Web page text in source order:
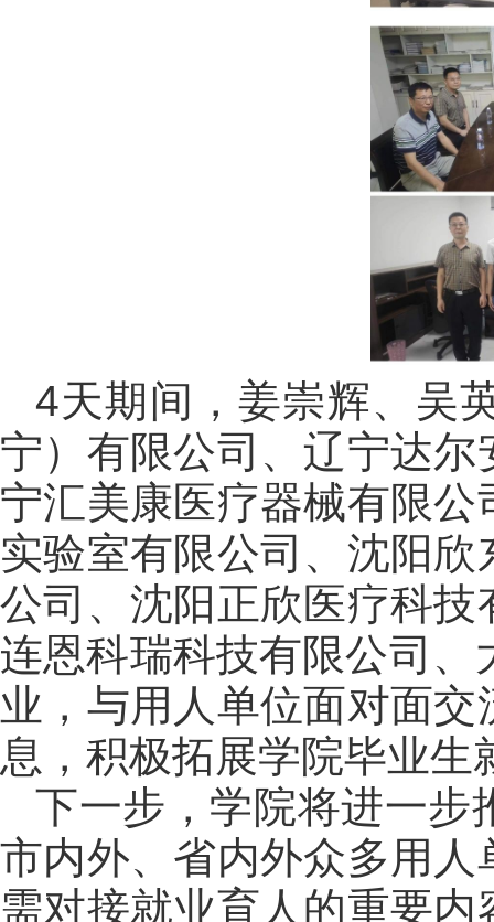
4天期间，姜崇辉、吴
宁）有限公司、辽宁达
宁汇美康医疗器械有限
实验室有限公司、沈阳
公司、沈阳正欣医疗科
连恩科瑞科技有限公司
业，与用人单位面对面
息，积极拓展学院毕业生
下一步，学院将进一步
市内外、省内外众多用
需对接就业育人的重要